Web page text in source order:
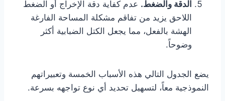
الدقة والضغط. عدم كفاية دقة الإخراج أو الضغط
اللاحق يزيد من تفاقم مشكلة المساحة الفارغة
الهشة بالفعل، مما يجعل الكتل الضبابية أكثر
وضوحاً.
يضع الجدول التالي هذه الأسباب الخمسة وتعبيراتهم
النموذجية معاً، لتسهيل تحديد أي نوع تواجهه بسرعة.